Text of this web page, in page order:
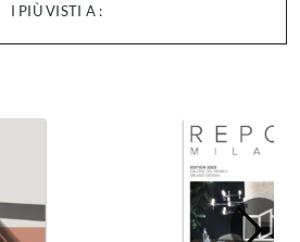
I PIÙ VISTI A :